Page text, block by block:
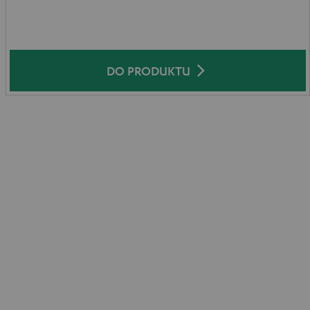
DO PRODUKTU